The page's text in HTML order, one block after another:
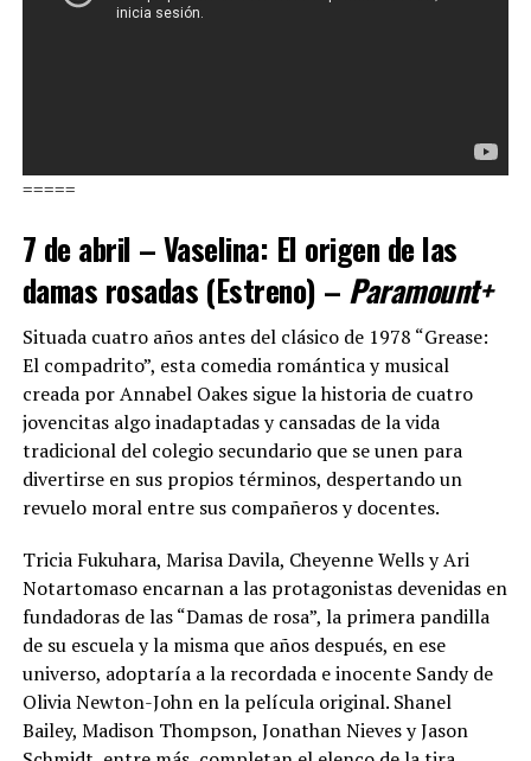
=====
7 de abril – Vaselina: El origen de las
damas rosadas (Estreno) – Paramount+
Situada cuatro años antes del clásico de 1978 “Grease:
El compadrito”, esta comedia romántica y musical
creada por Annabel Oakes sigue la historia de cuatro
jovencitas algo inadaptadas y cansadas de la vida
tradicional del colegio secundario que se unen para
divertirse en sus propios términos, despertando un
revuelo moral entre sus compañeros y docentes.
Tricia Fukuhara, Marisa Davila, Cheyenne Wells y Ari
Notartomaso encarnan a las protagonistas devenidas en
fundadoras de las “Damas de rosa”, la primera pandilla
de su escuela y la misma que años después, en ese
universo, adoptaría a la recordada e inocente Sandy de
Olivia Newton-John en la película original. Shanel
Bailey, Madison Thompson, Jonathan Nieves y Jason